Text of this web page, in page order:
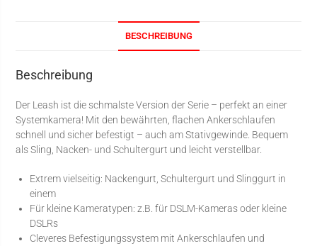
BESCHREIBUNG
Beschreibung
Der Leash ist die schmalste Version der Serie – perfekt an einer
Systemkamera! Mit den bewährten, flachen Ankerschlaufen
schnell und sicher befestigt – auch am Stativgewinde. Bequem
als Sling, Nacken- und Schultergurt und leicht verstellbar.
Extrem vielseitig: Nackengurt, Schultergurt und Slinggurt in
einem
Für kleine Kameratypen: z.B. für DSLM-Kameras oder kleine
DSLRs
Cleveres Befestigungssystem mit Ankerschlaufen und